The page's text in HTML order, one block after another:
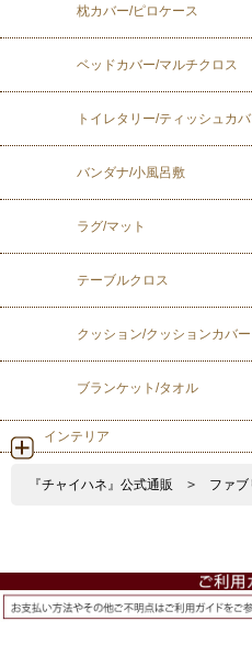
枕カバー/ピロケース
ベッドカバー/マルチクロス
トイレタリー/ティッシュカ
バンダナ/小風呂敷
ラグ/マット
テーブルクロス
クッション/クッションカバー
ブランケット/タオル
インテリア
『チャイハネ』公式通販 > ファブ